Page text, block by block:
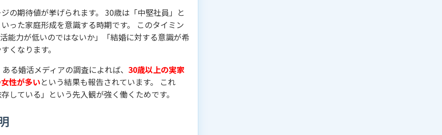
の期待値が挙げられます。 30歳は「中堅社員」と
った家庭形成を意識する時期です。 このタイミン
能力が低いのではないか」「結婚に対する意識が希
くなります。
る婚活メディアの調査によれば、 30歳以上の実家
性が多いという結果も報告されています。 これ
している」という先入観が強く働くためです。